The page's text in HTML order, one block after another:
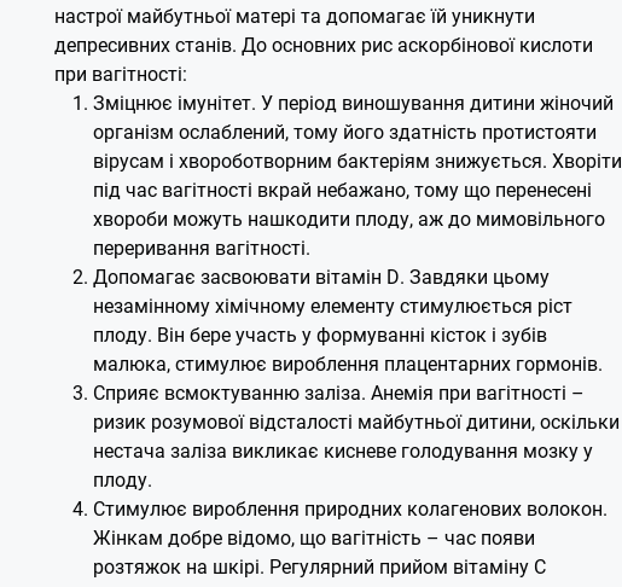
настрої майбутньої матері та допомагає їй уникнути
депресивних станів. До основних рис аскорбінової кислоти
при вагітності:
Зміцнює імунітет. У період виношування дитини жіночий
організм ослаблений, тому його здатність протистояти
вірусам і хвороботворним бактеріям знижується. Хворіти
під час вагітності вкрай небажано, тому що перенесені
хвороби можуть нашкодити плоду, аж до мимовільного
переривання вагітності.
Допомагає засвоювати вітамін D. Завдяки цьому
незамінному хімічному елементу стимулюється ріст
плоду. Він бере участь у формуванні кісток і зубів
малюка, стимулює вироблення плацентарних гормонів.
Сприяє всмоктуванню заліза. Анемія при вагітності –
ризик розумової відсталості майбутньої дитини, оскільки
нестача заліза викликає кисневе голодування мозку у
плоду.
Стимулює вироблення природних колагенових волокон.
Жінкам добре відомо, що вагітність – час появи
розтяжок на шкірі. Регулярний прийом вітаміну С